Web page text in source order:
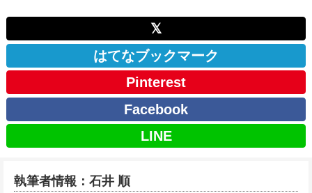
𝕏
はてなブックマーク
Pinterest
Facebook
LINE
執筆者情報：石井 順